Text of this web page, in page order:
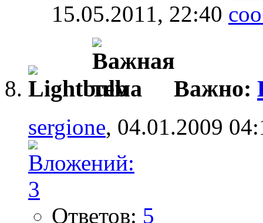
15.05.2011, 22:40
Важно:
sergione, 04.01.2009
Ответов: 5